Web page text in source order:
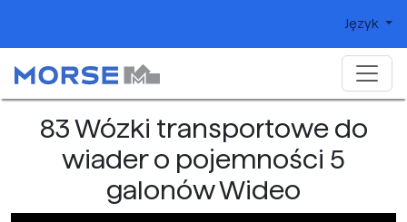
Język
83 Wózki transportowe do
wiader o pojemności 5
galonów Wideo